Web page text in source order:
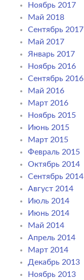
Ноябрь 2017
Май 2018
Сентябрь 2017
Май 2017
Январь 2017
Ноябрь 2016
Сентябрь 2016
Май 2016
Март 2016
Ноябрь 2015
Июнь 2015
Март 2015
Февраль 2015
Октябрь 2014
Сентябрь 2014
Август 2014
Июль 2014
Июнь 2014
Май 2014
Апрель 2014
Март 2014
Декабрь 2013
Ноябрь 2013